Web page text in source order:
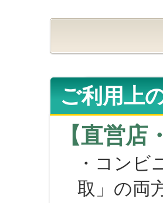
ご利用上
【直営
・コンビ
取」の両